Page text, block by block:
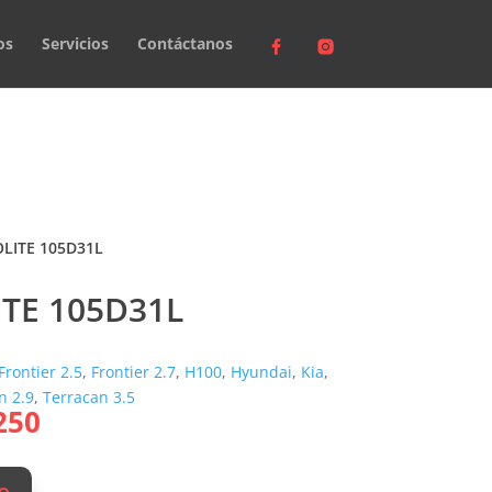
Servicios Contáctanos
105D31L
105D31L
Frontier 2.5, Frontier 2.7, H100, Hyundai, Kia,
2.9, Terracan 3.5
El